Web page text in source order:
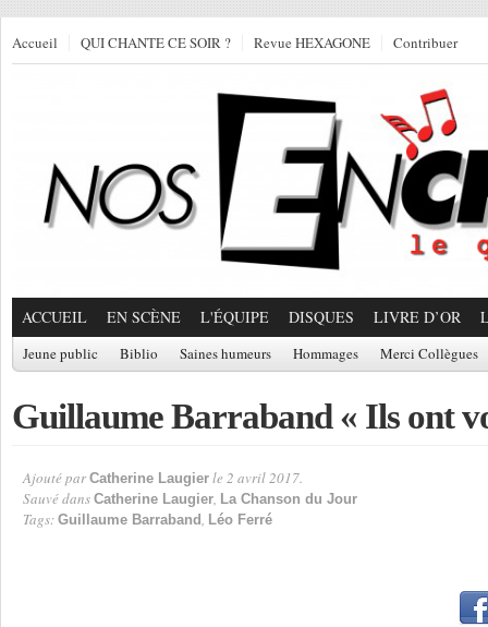
Accueil QUI CHANTE CE SOIR ? Revue HEXAGONE Contribuer
ACCUEIL EN SCÈNE L'ÉQUIPE DISQUES LIVRE D’OR
Jeune public Biblio Saines humeurs Hommages Merci Collègues
Guillaume Barraband « Ils ont
Ajouté par Catherine Laugier le 2 avril 2017.
Sauvé dans Catherine Laugier, La Chanson du Jour
Tags: Guillaume Barraband, Léo Ferré